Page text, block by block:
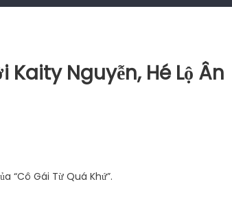
Kaity Nguyễn, Hé Lộ Ân
“Cô Gái Từ Quá Khứ”.